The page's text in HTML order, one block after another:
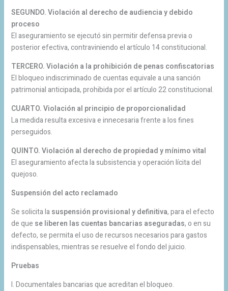
SEGUNDO. Violación al derecho de audiencia y debido
proceso
El aseguramiento se ejecutó sin permitir defensa previa o
posterior efectiva, contraviniendo el artículo 14 constitucional.
TERCERO. Violación a la prohibición de penas confiscatorias
El bloqueo indiscriminado de cuentas equivale a una sanción
patrimonial anticipada, prohibida por el artículo 22 constitucional.
CUARTO. Violación al principio de proporcionalidad
La medida resulta excesiva e innecesaria frente a los fines
perseguidos.
QUINTO. Violación al derecho de propiedad y mínimo vital
El aseguramiento afecta la subsistencia y operación lícita del
quejoso.
Suspensión del acto reclamado
Se solicita lasuspensión provisional y definitiva, para el efecto
de que se liberen las cuentas bancarias aseguradas, o en su
defecto, se permita el uso de recursos necesarios para gastos
indispensables, mientras se resuelve el fondo del juicio.
Pruebas
I. Documentales bancarias que acreditan el bloqueo.